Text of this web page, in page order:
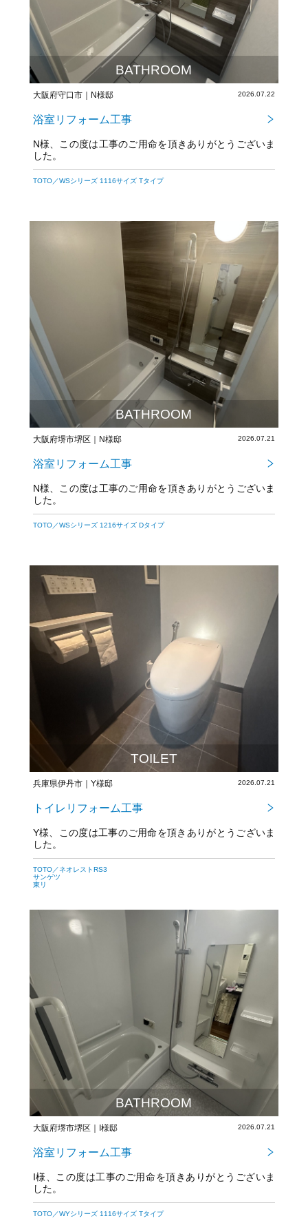
BATHROOM
大阪府守口市｜N様邸 2026.07.22
浴室リフォーム工事
N様、この度は工事のご用命を頂きありがとうございま
した。
TOTO／WSシリーズ 1116サイズ Tタイプ
BATHROOM
大阪府堺市堺区｜N様邸 2026.07.21
浴室リフォーム工事
N様、この度は工事のご用命を頂きありがとうございま
した。
今後とも宜しくお願いいたします。
TOTO／WSシリーズ 1216サイズ Dタイプ
TOILET
兵庫県伊丹市｜Y様邸 2026.07.21
トイレリフォーム工事
Y様、この度は工事のご用命を頂きありがとうございま
した。
今後とも宜しくお願いいたします。
TOTO／ネオレストRS3
サンゲツ
東リ
BATHROOM
大阪府堺市堺区｜I様邸 2026.07.21
浴室リフォーム工事
I様、この度は工事のご用命を頂きありがとうございま
した。
今後とも宜しくお願いいたします。
TOTO／WYシリーズ 1116サイズ Tタイプ